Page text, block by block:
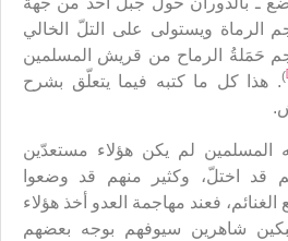
الرماة ويستولى على التلّ الخالي
حَمَلةُ الرماح من قريش المسلمين
). هذا كل ما كتبه فيما يتعلّق بشرح
المسلمين لم يكن هؤلاء مستعدّين
قد اختلّ، وكثير منهم قد وضعوا
فعند مهاجمة العدو أخذ هؤلاء
شاهرين سيوفهم بوجه بعضهم